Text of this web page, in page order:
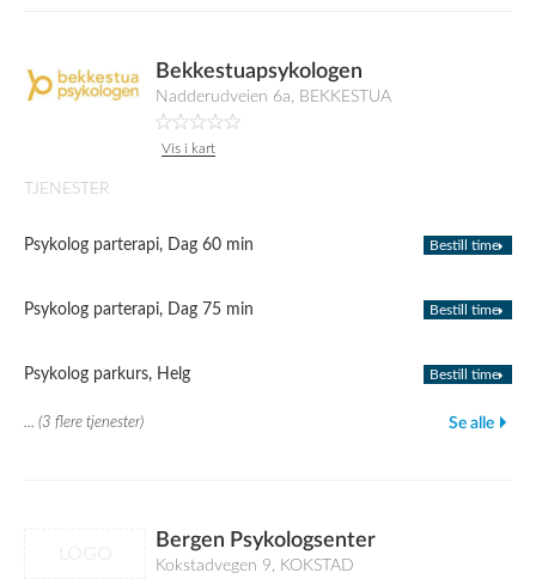
Bekkestuapsykologen
Nadderudveien 6a, BEKKESTUA
Vis i kart
TJENESTER
Psykolog parterapi, Dag 60 min Bestill time
Psykolog parterapi, Dag 75 min Bestill time
Psykolog parkurs, Helg Bestill time
... (3 flere tjenester) Se alle
Bergen Psykologsenter
Kokstadvegen 9, KOKSTAD